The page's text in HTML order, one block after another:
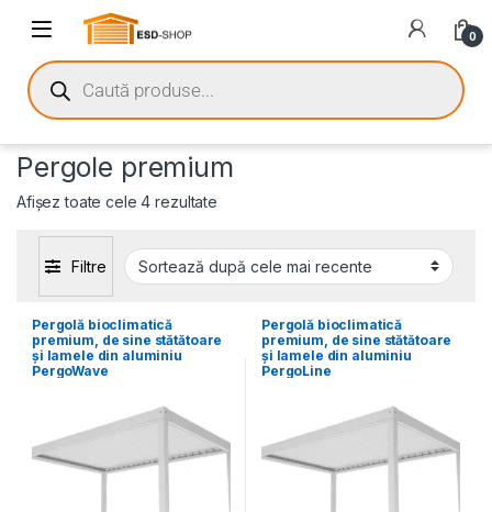
0
Pergole premium
Afișez toate cele 4 rezultate
Filtre
Pergolă bioclimatică
premium, de sine stătătoare
și lamele din aluminiu
PergoWave
Pergolă bioclimatică
premium, de sine stătătoare
și lamele din aluminiu
PergoLine